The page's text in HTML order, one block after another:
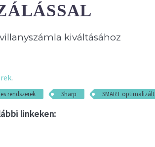
kiváltásához
.
rendszerek Sharp SMART optimalizált
linkeken: